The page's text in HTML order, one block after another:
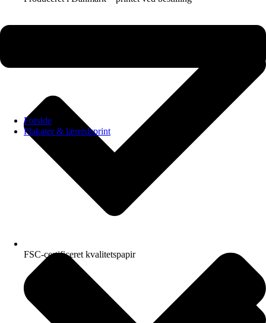
Forside
Plakater & lærredsprint
FSC-certificeret kvalitetspapir